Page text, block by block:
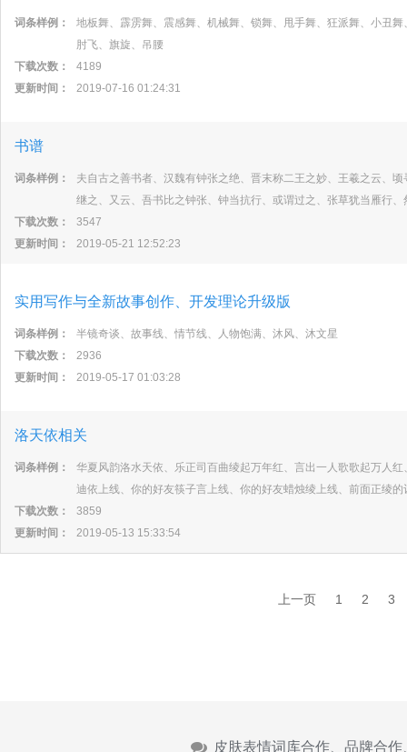
词条样例：
地板舞、霹雳舞、震感舞、机械舞、锁舞、甩手舞、狂派舞、小丑
肘飞、旗旋、吊腰
下载次数：
4189
更新时间：
2019-07-16 01:24:31
书谱
词条样例：
夫自古之善书者、汉魏有钟张之绝、晋末称二王之妙、王羲之云、
继之、又云、吾书比之钟张、钟当抗行、或谓过之、张草犹当雁行
下载次数：
3547
更新时间：
2019-05-21 12:52:23
实用写作与全新故事创作、开发理论升级版
词条样例：
半镜奇谈、故事线、情节线、人物饱满、沐风、沐文星
下载次数：
2936
更新时间：
2019-05-17 01:03:28
洛天依相关
词条样例：
华夏风韵洛水天依、乐正司百曲绫起万年红、言出一人歌歌起万人
迪依上线、你的好友筷子言上线、你的好友蜡烛绫上线、前面正绫
下载次数：
3859
更新时间：
2019-05-13 15:33:54
上一页 1 2 3
皮肤表情词库合作、品牌合